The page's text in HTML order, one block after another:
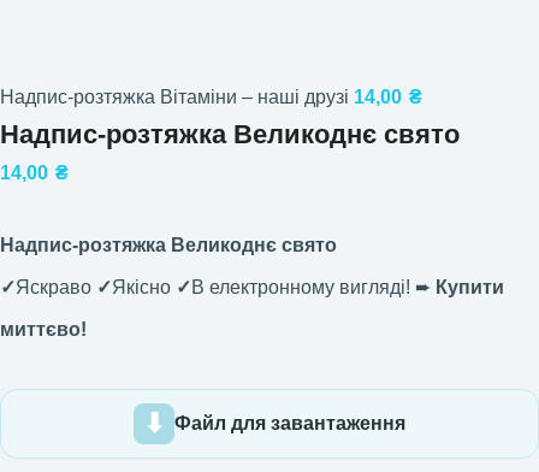
Надпис-розтяжка Вітаміни – наші друзі 14,00 ₴
Надпис-розтяжка Великоднє свято
14,00 ₴
Надпис-розтяжка Великоднє свято
✓Яскраво ✓Якісно ✓В електронному вигляді! ➨ Купити
миттєво!
Файл для завантаження